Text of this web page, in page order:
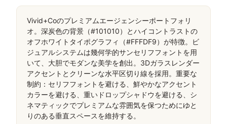
Vivid+Coのプレミアムエージェンシーポートフォリ
オ。深炭色の背景（#101010）とハイコントラストの
オフホワイトタイポグラフィ（#FFFDF9）が特徴。ビ
ジュアルシステムは幾何学的サンセリフフォントを用
いて、大胆でモダンな美学を創出。3Dガラスレンダー
アクセントとクリーンな水平区切り線を採用。重要な
制約：セリフフォントを避ける、鮮やかなアクセント
カラーを避ける、重いドロップシャドウを避ける、シ
ネマティックでプレミアムな雰囲気を保つためにゆと
りのある垂直スペースを維持する。